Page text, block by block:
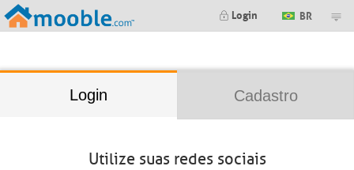
Login BR
Login Cadastro
Utilize suas redes sociais